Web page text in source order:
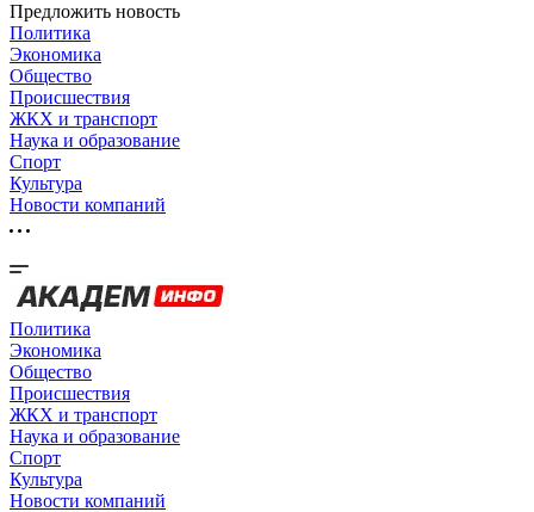
Предложить новость
Политика
Экономика
Общество
Происшествия
ЖКХ и транспорт
Наука и образование
Спорт
Культура
Новости компаний
Политика
Экономика
Общество
Происшествия
ЖКХ и транспорт
Наука и образование
Спорт
Культура
Новости компаний